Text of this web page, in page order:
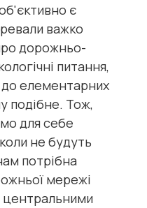
є
важко
дорожньо-
питання,
елементарних
подібне. Тож,
для себе
не будуть
потрібна
мережі
центральними